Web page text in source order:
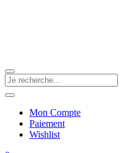
Mon Compte
Paiement
Wishlist